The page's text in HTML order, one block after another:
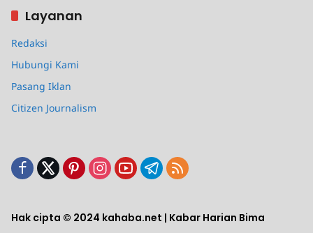
Layanan
Redaksi
Hubungi Kami
Pasang Iklan
Citizen Journalism
Hak cipta © 2024 kahaba.net | Kabar Harian Bima